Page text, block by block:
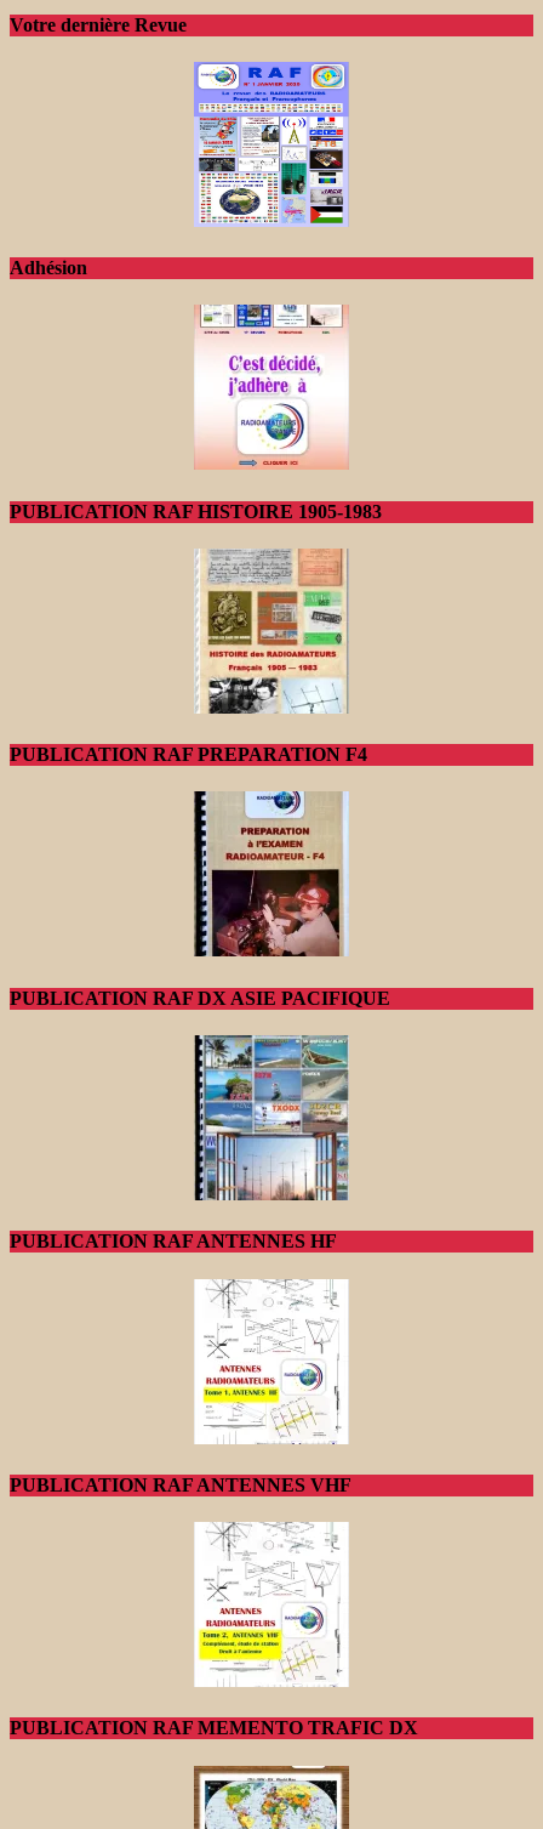
Votre dernière Revue
Adhésion
PUBLICATION RAF HISTOIRE 1905-1983
PUBLICATION RAF PREPARATION F4
PUBLICATION RAF DX ASIE PACIFIQUE
PUBLICATION RAF ANTENNES HF
PUBLICATION RAF ANTENNES VHF
PUBLICATION RAF MEMENTO TRAFIC DX